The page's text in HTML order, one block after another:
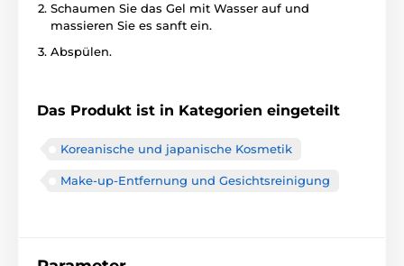
Schaumen Sie das Gel mit Wasser auf und
massieren Sie es sanft ein.
Abspülen.
Das Produkt ist in Kategorien eingeteilt
Koreanische und japanische Kosmetik
Make-up-Entfernung und Gesichtsreinigung